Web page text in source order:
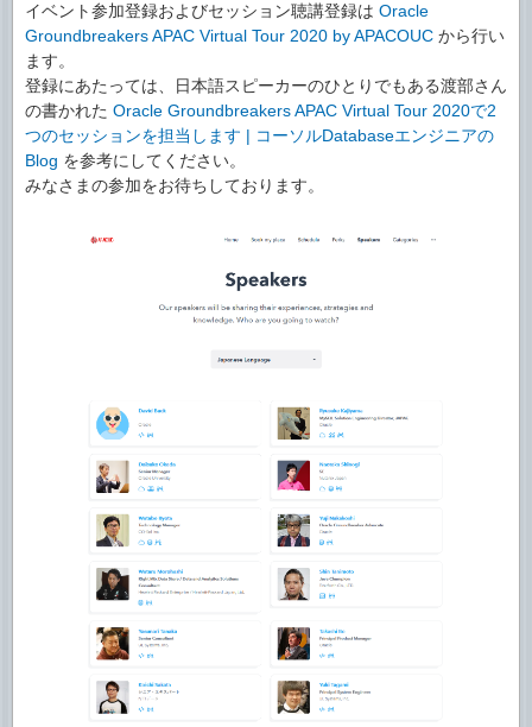
イベント参加登録およびセッション聴講登録は Oracle
Groundbreakers APAC Virtual Tour 2020 by APACOUC から行い
ます。
登録にあたっては、日本語スピーカーのひとりでもある渡部さん
の書かれた Oracle Groundbreakers APAC Virtual Tour 2020で2
つのセッションを担当します | コーソルDatabaseエンジニアの
Blog を参考にしてください。
みなさまの参加をお待ちしております。